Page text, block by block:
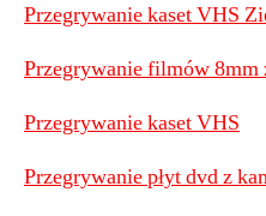
Przegrywanie kaset VHS
Przegrywanie filmów 8mm
Przegrywanie kaset VHS
Przegrywanie płyt dvd z